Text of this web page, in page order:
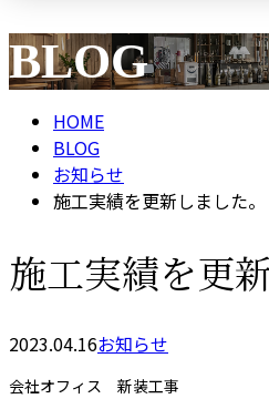
メールフォーム
BLOG
HOME
BLOG
お知らせ
施工実績を更新しました。
施工実績を更
2023.04.16お知らせ
会社オフィス 新装工事